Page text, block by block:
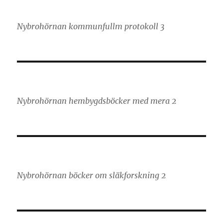
Nybrohörnan kommunfullm protokoll 3
Nybrohörnan hembygdsböcker med mera 2
Nybrohörnan böcker om släkforskning 2